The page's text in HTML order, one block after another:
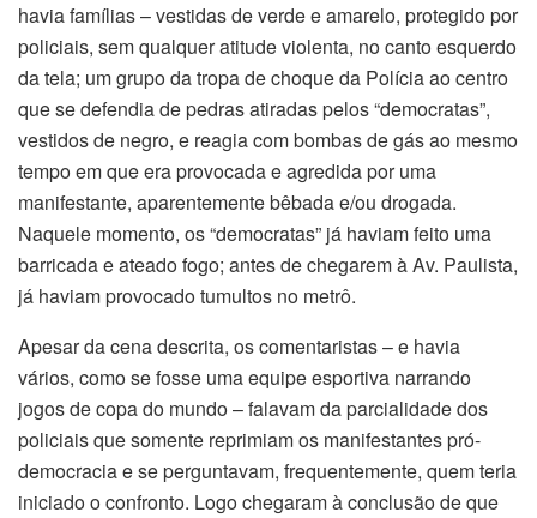
havia famílias – vestidas de verde e amarelo, protegido por
policiais, sem qualquer atitude violenta, no canto esquerdo
da tela; um grupo da tropa de choque da Polícia ao centro
que se defendia de pedras atiradas pelos “democratas”,
vestidos de negro, e reagia com bombas de gás ao mesmo
tempo em que era provocada e agredida por uma
manifestante, aparentemente bêbada e/ou drogada.
Naquele momento, os “democratas” já haviam feito uma
barricada e ateado fogo; antes de chegarem à Av. Paulista,
já haviam provocado tumultos no metrô.
Apesar da cena descrita, os comentaristas – e havia
vários, como se fosse uma equipe esportiva narrando
jogos de copa do mundo – falavam da parcialidade dos
policiais que somente reprimiam os manifestantes pró-
democracia e se perguntavam, frequentemente, quem teria
iniciado o confronto. Logo chegaram à conclusão de que